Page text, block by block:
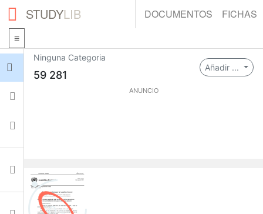
STUDYLIB DOCUMENTOS FICHAS
Documentos
Añadir ...
Ninguna Categoria
59 281
ANUNCIO